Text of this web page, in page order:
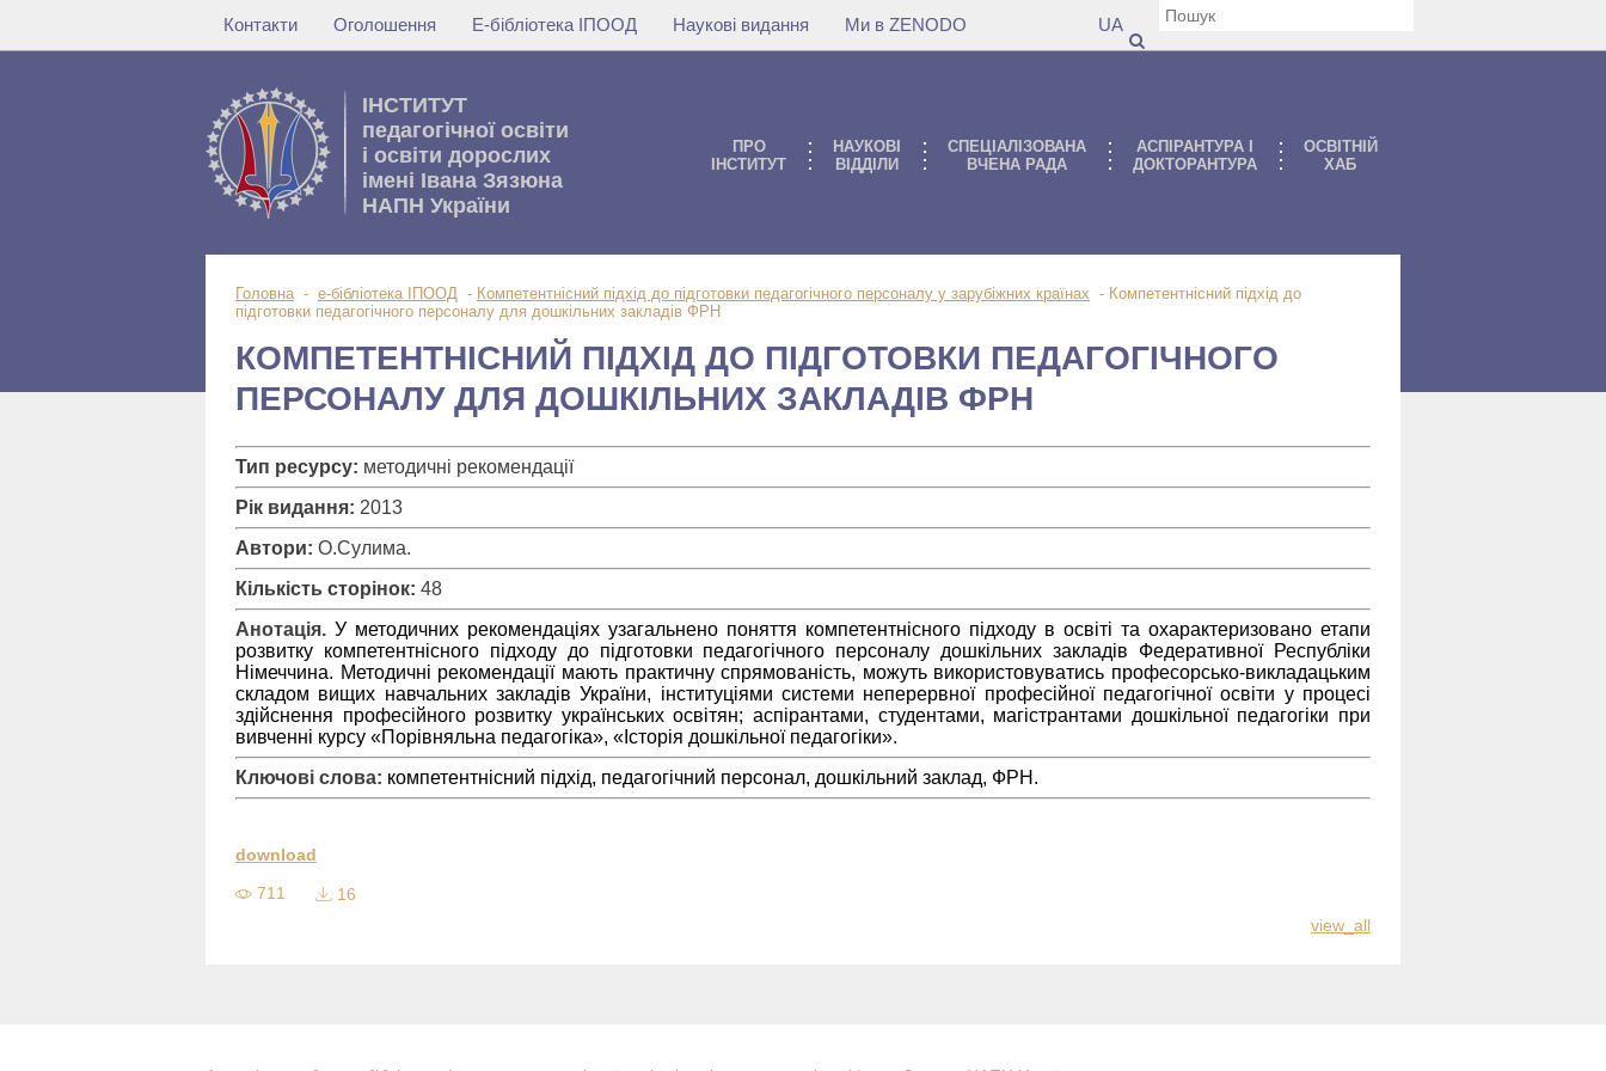
Контакти Оголошення Е-бібліотека ІПООД Наукові видання Ми в ZENODO UA
IНСТИТУТ
педагогічної освіти
i освiти дорослих
імені Івана Зязюна
НАПН України
ПРО
IНСТИТУТ
НАУКОВI
ВIДДIЛИ
СПЕЦІАЛІЗОВАНА
ВЧЕНА РАДА
АСПIРАНТУРА I
ДОКТОРАНТУРА
ОСВІТНІЙ
ХАБ
Головна- е-бібліотека ІПООД - Компетентнісний підхід до підготовки педагогічного персоналу у зарубіжних країнах - Компетентнісний підхід до
підготовки педагогічного персоналу для дошкільних закладів ФРН
КОМПЕТЕНТНІСНИЙ ПІДХІД ДО ПІДГОТОВКИ ПЕДАГОГІЧНОГО
ПЕРСОНАЛУ ДЛЯ ДОШКІЛЬНИХ ЗАКЛАДІВ ФРН
Тип ресурсу: методичні рекомендації
Рік видання: 2013
Автори: О.Сулима.
Кількість сторінок: 48
Анотація. У методичних рекомендаціях узагальнено поняття компетентнісного підходу в освіті та охарактеризовано етапи
розвитку компетентнісного підходу до підготовки педагогічного персоналу дошкільних закладів Федеративної Республіки
Німеччина. Методичні рекомендації мають практичну спрямованість, можуть використовуватись професорсько-викладацьким
складом вищих навчальних закладів України, інституціями системи неперервної професійної педагогічної освіти у процесі
здійснення професійного розвитку українських освітян; аспірантами, студентами, магістрантами дошкільної педагогіки при
вивченні курсу «Порівняльна педагогіка», «Історія дошкільної педагогіки».
Ключові слова: компетентнісний підхід, педагогічний персонал, дошкільний заклад, ФРН.
download
711
16
view_all